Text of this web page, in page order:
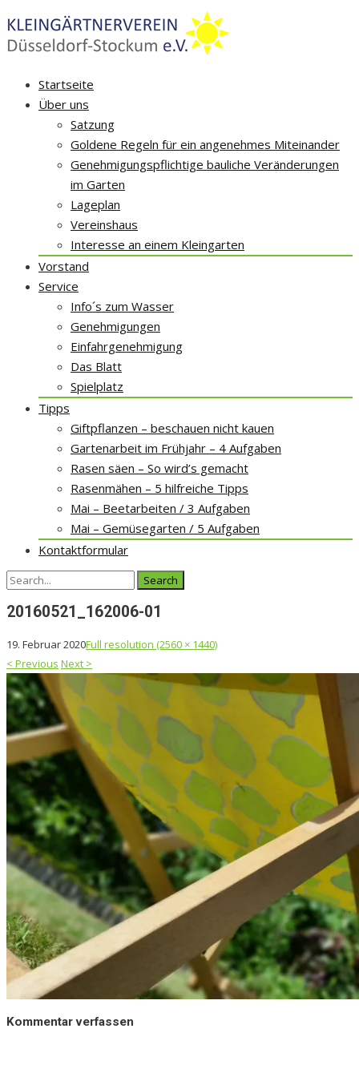
Skip
Startseite
Über uns
Satzung
Goldene Regeln für ein angenehmes Miteinander
Genehmigungspflichtige bauliche Veränderungen
im Garten
Lageplan
Vereinshaus
Interesse an einem Kleingarten
Vorstand
Service
Info´s zum Wasser
Genehmigungen
Einfahrgenehmigung
Das Blatt
Spielplatz
Tipps
Giftpflanzen – beschauen nicht kauen
Gartenarbeit im Frühjahr – 4 Aufgaben
Rasen säen – So wird’s gemacht
Rasenmähen – 5 hilfreiche Tipps
Mai – Beetarbeiten / 3 Aufgaben
Mai – Gemüsegarten / 5 Aufgaben
Kontaktformular
Search
20160521_162006-01
19. Februar 2020Full resolution (2560 × 1440)
< Previous Next >
Kommentar verfassen